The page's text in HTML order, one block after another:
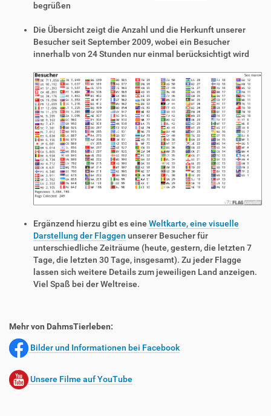
begrüßen
Die Übersicht zeigt die Anzahl und die Herkunft unserer
Besucher seit September 2009, wobei ein Besucher
innerhalb von 24 Stunden nur einmal berücksichtigt wird
Ergänzend hierzu gibt es eine Weltkarte, eine visuelle
Darstellung der Flaggen unserer Besucher für
unterschiedliche Zeiträume (heute, gestern, die letzten 7
Tage, die letzten 30 Tage, insgesamt). Zu jeder Flagge
lassen sich weitere Details zum jeweiligen Land anzeigen.
Viel Spaß bei der Weltreise.
Mehr von DahmsTierleben:
Bilder und Informationen bei Facebook
Unsere Filme auf YouTube